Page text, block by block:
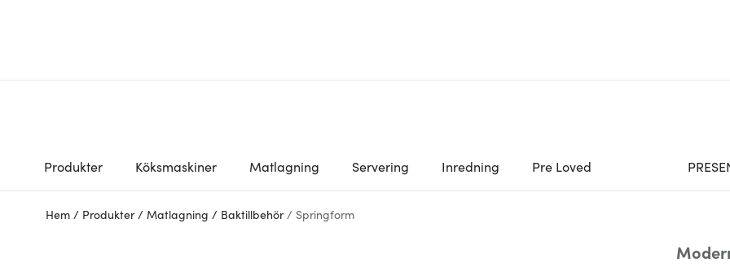
Produkter Köksmaskiner Matlagning Servering Inredning Pre Loved
Hem / Produkter / Matlagning / Baktillbehör / Springform